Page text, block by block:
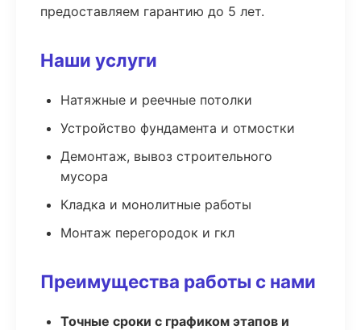
предоставляем гарантию до 5 лет.
Наши услуги
Натяжные и реечные потолки
Устройство фундамента и отмостки
Демонтаж, вывоз строительного
мусора
Кладка и монолитные работы
Монтаж перегородок и гкл
Преимущества работы с нами
Точные сроки с графиком этапов и